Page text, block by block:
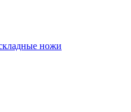
ножи